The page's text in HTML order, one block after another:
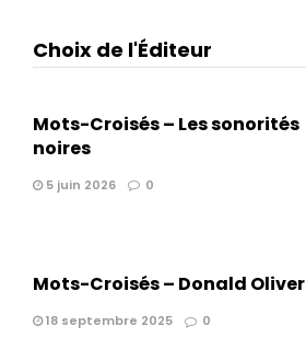
Choix de l'Éditeur
Mots-Croisés – Les sonorités
noires
5 juin 2026 0
Mots-Croisés – Donald Oliver
18 septembre 2025 0